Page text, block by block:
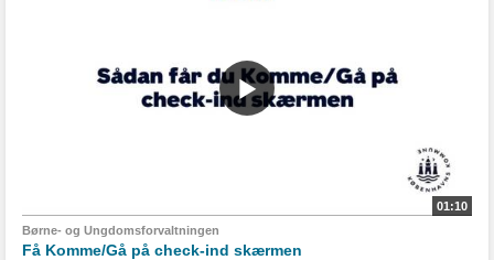
01:10
Børne- og Ungdomsforvaltningen
Få Komme/Gå på check-ind skærmen